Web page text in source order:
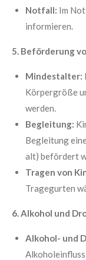
Notfall: Im
informieren.
5. Beförderung
Mindestalter:
Körpergröße
werden.
Begleitung:
Begleitung
alt) befördert
Tragen von
Tragegurten
6. Alkohol und
Alkohol- und